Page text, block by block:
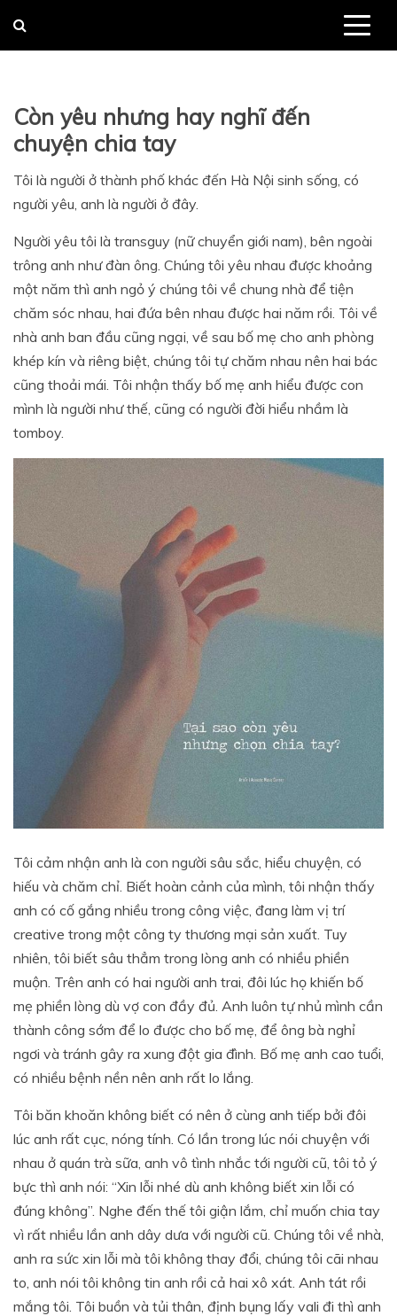
Còn yêu nhưng hay nghĩ đến
chuyện chia tay
Tôi là người ở thành phố khác đến Hà Nội sinh sống, có
người yêu, anh là người ở đây.
Người yêu tôi là transguy (nữ chuyển giới nam), bên ngoài
trông anh như đàn ông. Chúng tôi yêu nhau được khoảng
một năm thì anh ngỏ ý chúng tôi về chung nhà để tiện
chăm sóc nhau, hai đứa bên nhau được hai năm rồi. Tôi về
nhà anh ban đầu cũng ngại, về sau bố mẹ cho anh phòng
khép kín và riêng biệt, chúng tôi tự chăm nhau nên hai bác
cũng thoải mái. Tôi nhận thấy bố mẹ anh hiểu được con
mình là người như thế, cũng có người đời hiểu nhầm là
tomboy.
Tôi cảm nhận anh là con người sâu sắc, hiểu chuyện, có
hiếu và chăm chỉ. Biết hoàn cảnh của mình, tôi nhận thấy
anh có cố gắng nhiều trong công việc, đang làm vị trí
creative trong một công ty thương mại sản xuất. Tuy
nhiên, tôi biết sâu thẳm trong lòng anh có nhiều phiền
muộn. Trên anh có hai người anh trai, đôi lúc họ khiến bố
mẹ phiền lòng dù vợ con đầy đủ. Anh luôn tự nhủ mình cần
thành công sớm để lo được cho bố mẹ, để ông bà nghỉ
ngơi và tránh gây ra xung đột gia đình. Bố mẹ anh cao tuổi,
có nhiều bệnh nền nên anh rất lo lắng.
Tôi băn khoăn không biết có nên ở cùng anh tiếp bởi đôi
lúc anh rất cục, nóng tính. Có lần trong lúc nói chuyện với
nhau ở quán trà sữa, anh vô tình nhắc tới người cũ, tôi tỏ ý
bực thì anh nói: “Xin lỗi nhé dù anh không biết xin lỗi có
đúng không”. Nghe đến thế tôi giận lắm, chỉ muốn chia tay
vì rất nhiều lần anh dây dưa với người cũ. Chúng tôi về nhà,
anh ra sức xin lỗi mà tôi không thay đổi, chúng tôi cãi nhau
to, anh nói tôi không tin anh rồi cả hai xô xát. Anh tát rồi
mắng tôi. Tôi buồn và tủi thân, định bụng lấy vali đi thì anh